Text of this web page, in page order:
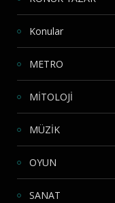
Konular
METRO
MİTOLOJİ
MÜZİK
OYUN
SANAT